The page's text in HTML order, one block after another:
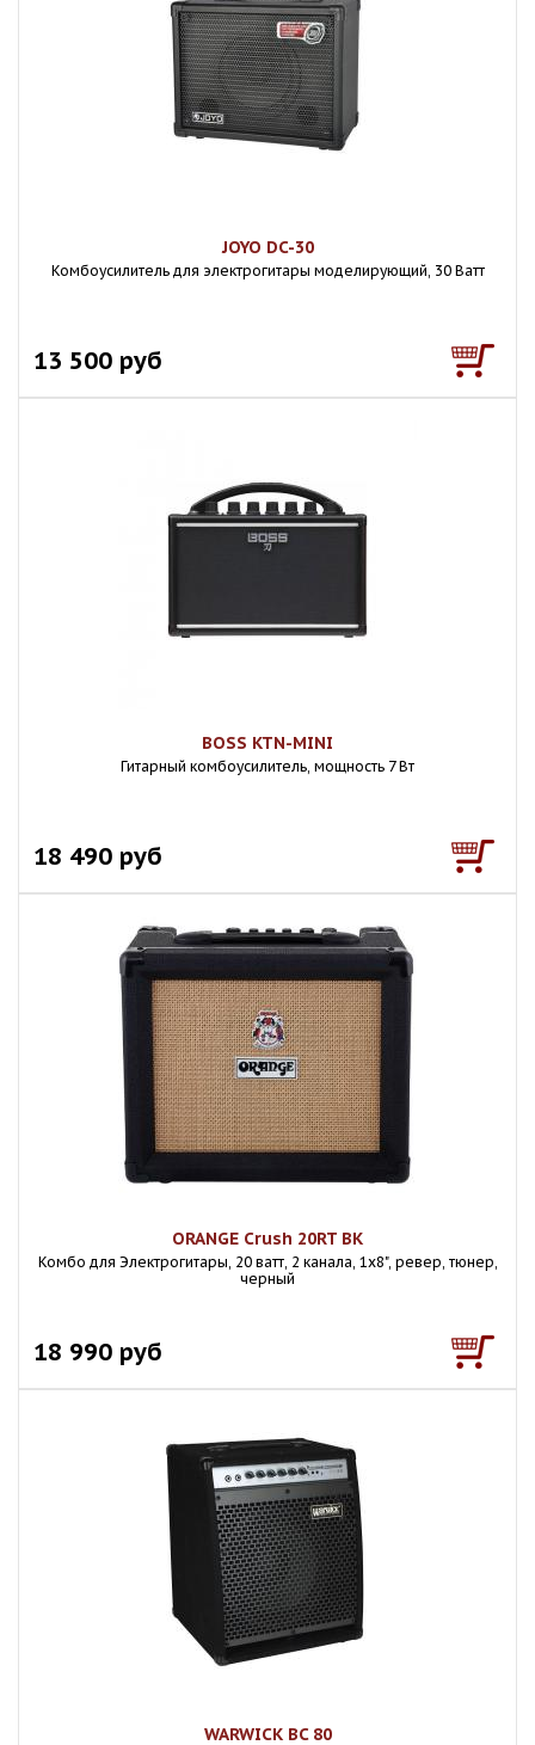
JOYO DC-30
Комбоусилитель для электрогитары моделирующий, 30 Ватт
13 500 руб
BOSS KTN-MINI
Гитарный комбоусилитель, мощность 7 Вт
18 490 руб
ORANGE Crush 20RT BK
Комбо для Электрогитары, 20 ватт, 2 канала, 1х8", ревер, тюнер,
черный
18 990 руб
WARWICK BC 80